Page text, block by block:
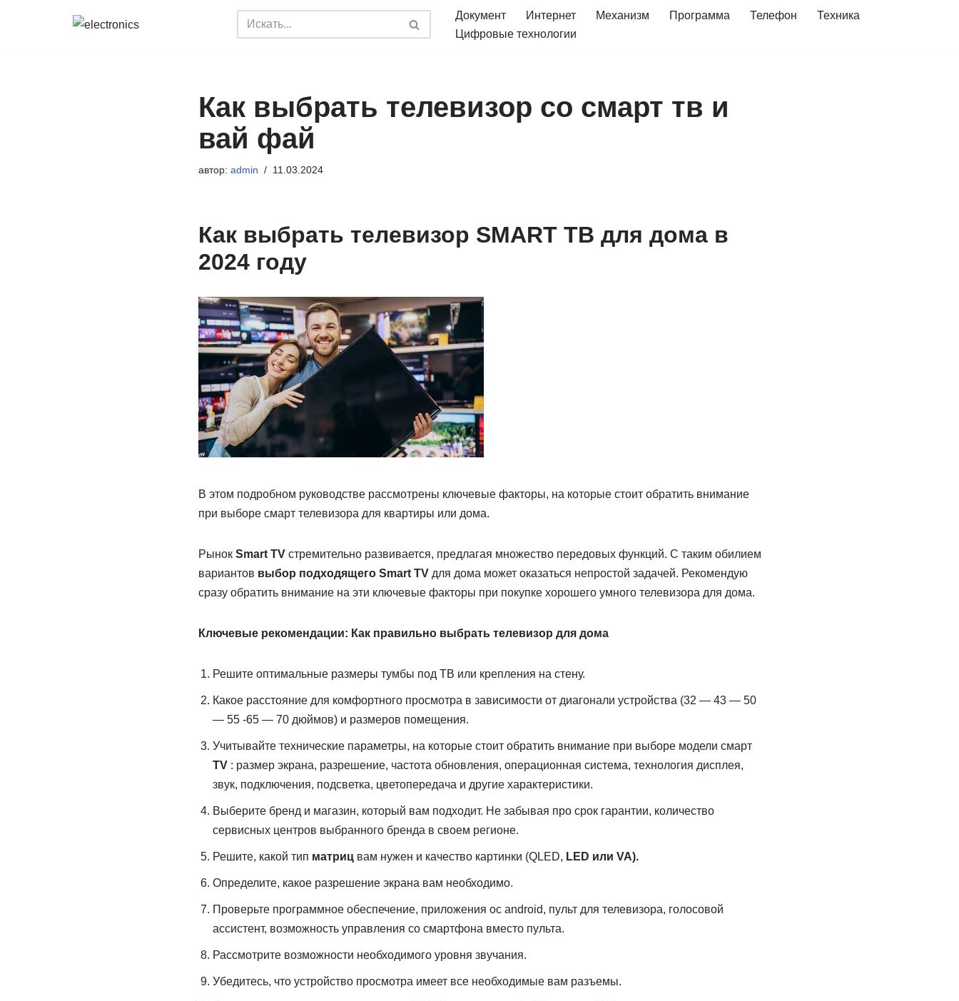
Документ Интернет Механизм Программа Телефон
Техника
Цифровые технологии
Как выбрать телевизор со смарт тв и
вай фай
автор: admin 11.03.2024
Как выбрать телевизор SMART ТВ для дома в
2024 году
В этом подробном руководстве рассмотрены ключевые факторы, на которые стоит обратить внимание
при выборе смарт телевизора для квартиры или дома.
Рынок Smart TVстремительно развивается, предлагая множество передовых функций. С таким обилием
вариантов выбор подходящего Smart TVдля дома может оказаться непростой задачей. Рекомендую
сразу обратить внимание на эти ключевые факторы при покупке хорошего умного телевизора для дома.
Ключевые рекомендации: Как правильно выбрать телевизор для дома
Решите оптимальные размеры тумбы под ТВ или крепления на стену.
Какое расстояние для комфортного просмотра в зависимости от диагонали устройства (32 — 43 — 50
— 55 -65 — 70 дюймов) и размеров помещения.
Учитывайте технические параметры, на которые стоит обратить внимание при выборе модели смарт
TV: размер экрана, разрешение, частота обновления, операционная система, технология дисплея,
звук, подключения, подсветка, цветопередача и другие характеристики.
Выберите бренд и магазин, который вам подходит. Не забывая про срок гарантии, количество
сервисных центров выбранного бренда в своем регионе.
Решите, какой тип матрицвам нужен и качество картинки (QLED, LED или VA).
Определите, какое разрешение экрана вам необходимо.
Проверьте программное обеспечение, приложения ос android, пульт для телевизора, голосовой
ассистент, возможность управления со смартфона вместо пульта.
Рассмотрите возможности необходимого уровня звучания.
Убедитесь, что устройство просмотра имеет все необходимые вам разъемы.